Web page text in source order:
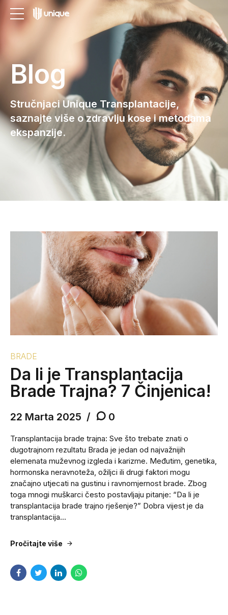
Blog
Stručnjaci Unique Transplantacije,
saznajte više o zdravlju kose i metodama
ekspanzije.
BRADE
Da li je Transplantacija
Brade Trajna? 7 Činjenica!
22 Marta 2025 0
Transplantacija brade trajna: Sve što trebate znati o
dugotrajnom rezultatu Brada je jedan od najvažnijih
elemenata muževnog izgleda i karizme. Međutim, genetika,
hormonska neravnoteža, ožiljci ili drugi faktori mogu
značajno utjecati na gustinu i ravnomjernost brade. Zbog
toga mnogi muškarci često postavljaju pitanje: “Da li je
transplantacija brade trajno rješenje?” Dobra vijest je da
transplantacija...
Pročitajte više